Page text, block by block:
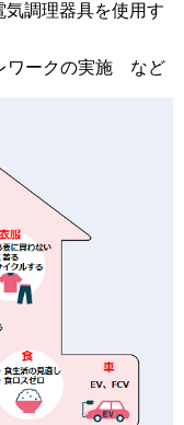
調理器具を使用す
ワークの実施 など